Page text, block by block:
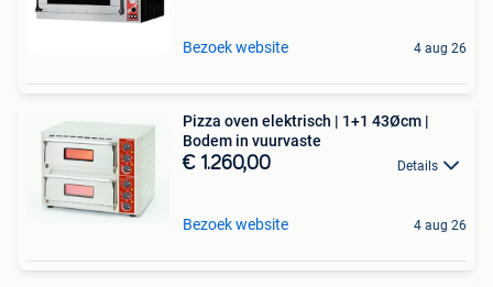
Bezoek website 4 aug 26
Pizza oven elektrisch | 1+1 43Øcm |
Bodem in vuurvaste
€ 1.260,00 Details
Bezoek website 4 aug 26